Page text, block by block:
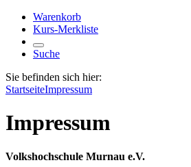
Warenkorb
Kurs-Merkliste
Suche
Sie befinden sich hier:
StartseiteImpressum
Impressum
Volkshochschule Murnau e.V.